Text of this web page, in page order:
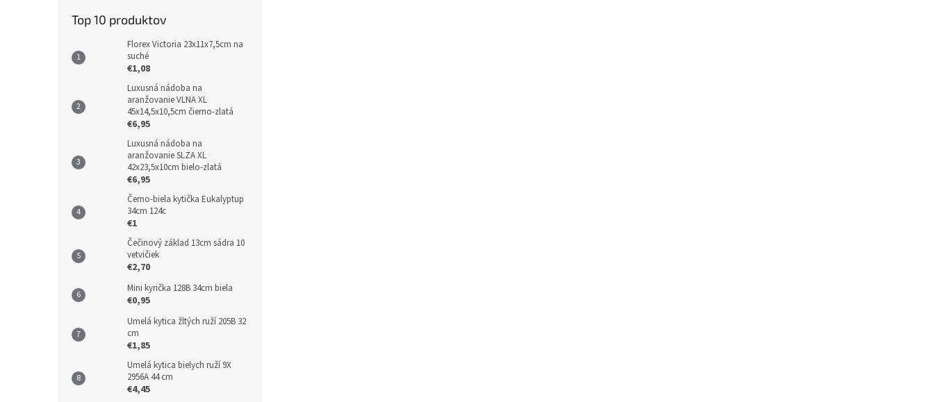
Top 10 produktov
Florex Victoria 23x11x7,5cm na
suché
€1,08
Luxusná nádoba na
aranžovanie VLNA XL
45x14,5x10,5cm čierno-zlatá
€6,95
Luxusná nádoba na
aranžovanie SLZA XL
42x23,5x10cm bielo-zlatá
€6,95
Černo-biela kytička Eukalyptup
34cm 124c
€1
Čečinový základ 13cm sádra 10
vetvičiek
€2,70
Mini kyrička 128B 34cm biela
€0,95
Umelá kytica žltých ruží 205B 32
cm
€1,85
Umelá kytica bielych ruží 9X
2956A 44 cm
€4,45